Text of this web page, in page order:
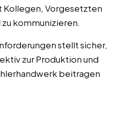
Vorgesetzten
zu kommunizieren.
stellt sicher,
zur Produktion und
beitragen